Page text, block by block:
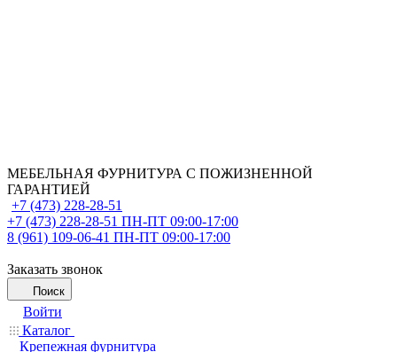
МЕБЕЛЬНАЯ ФУРНИТУРА С ПОЖИЗНЕННОЙ
ГАРАНТИЕЙ
+7 (473) 228-28-51
+7 (473) 228-28-51 ПН-ПТ 09:00-17:00
8 (961) 109-06-41 ПН-ПТ 09:00-17:00
Заказать звонок
Поиск
Войти
Каталог
Крепежная фурнитура